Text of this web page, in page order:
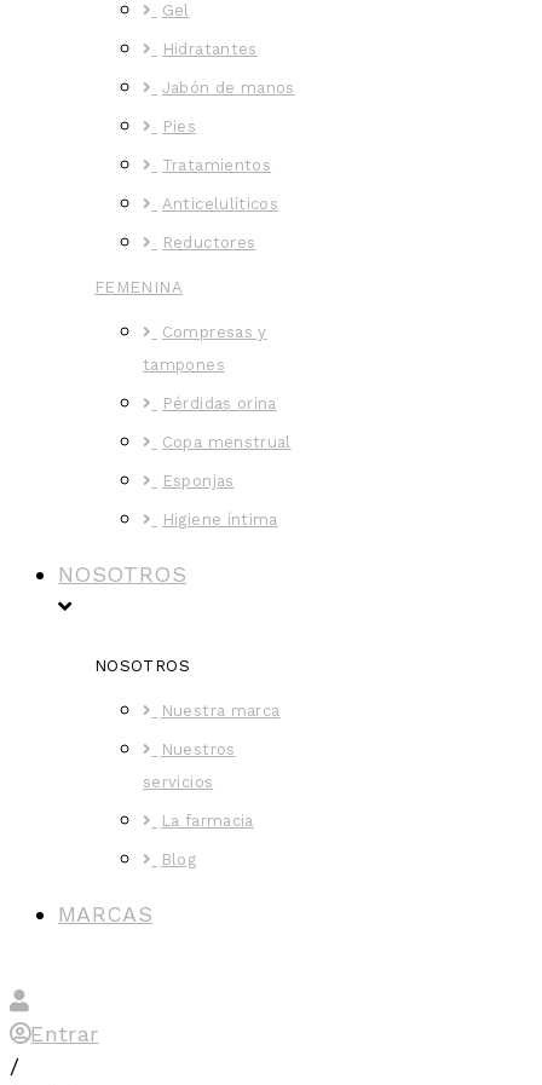
Gel
Hidratantes
Jabón de manos
Pies
Tratamientos
Anticelulíticos
Reductores
FEMENINA
Compresas y
tampones
Pérdidas orina
Copa menstrual
Esponjas
Higiene íntima
NOSOTROS
NOSOTROS
Nuestra marca
Nuestros
servicios
La farmacia
Blog
MARCAS
Entrar
/